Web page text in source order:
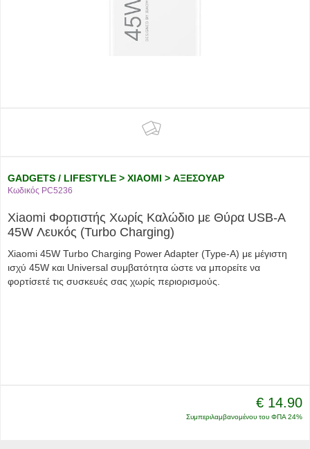
GADGETS / LIFESTYLE > XIAOMI > ΑΞΕΣΟΥΑΡ
Κωδικός PC5236
Xiaomi Φορτιστής Χωρίς Καλώδιο με Θύρα USB-A
45W Λευκός (Turbo Charging)
Xiaomi 45W Turbo Charging Power Adapter (Type-A) με μέγιστη
ισχύ 45W και Universal συμβατότητα ώστε να μπορείτε να
φορτίσετέ τις συσκευές σας χωρίς περιορισμούς.
€ 14.90
Συμπεριλαμβανομένου του ΦΠΑ 24%